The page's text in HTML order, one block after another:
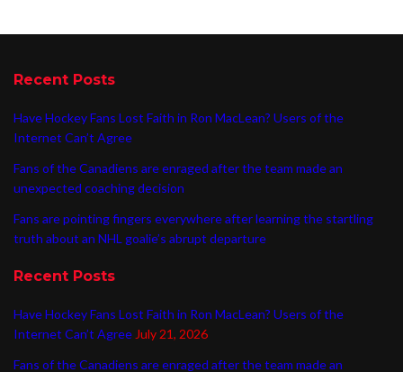
Recent Posts
Have Hockey Fans Lost Faith in Ron MacLean? Users of the
Internet Can’t Agree
Fans of the Canadiens are enraged after the team made an
unexpected coaching decision
Fans are pointing fingers everywhere after learning the startling
truth about an NHL goalie’s abrupt departure
Recent Posts
Have Hockey Fans Lost Faith in Ron MacLean? Users of the
Internet Can’t Agree July 21, 2026
Fans of the Canadiens are enraged after the team made an